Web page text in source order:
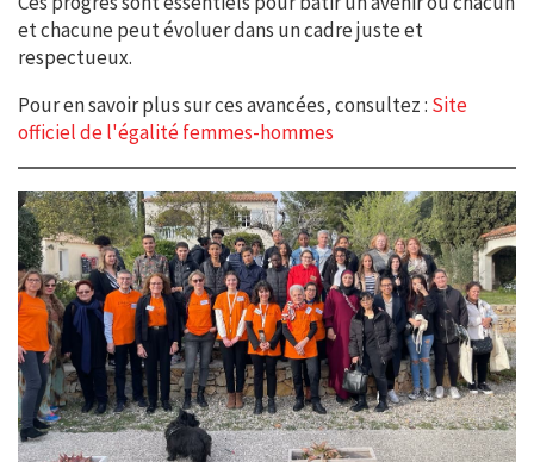
et chacune peut évoluer dans un cadre juste et
respectueux.
Pour en savoir plus sur ces avancées, consultez : Site
officiel de l'égalité femmes-hommes